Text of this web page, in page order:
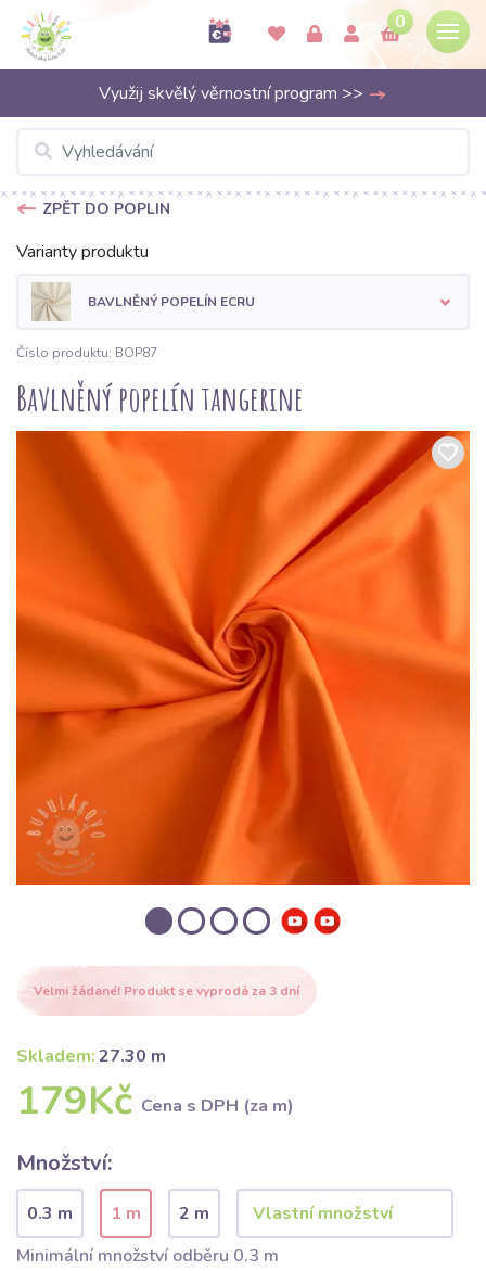
0
Využij skvělý věrnostní program >>
ZPĚT DO POPLIN
Varianty produktu
BAVLNĚNÝ POPELÍN ECRU
Číslo produktu: BOP87
Bavlněný popelín tangerine
Velmi žádané! Produkt se vyprodá za 3 dní
Skladem:27.30 m
179Kč Cena s DPH (za m)
Množství:
0.3 m 1 m
2 m
Minimální množství odběru 0.3 m